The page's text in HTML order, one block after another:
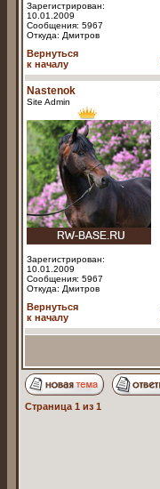
Зарегистрирован:
10.01.2009
Сообщения: 5967
Откуда: Дмитров
Вернуться
к началу
Nastenok
Site Admin
Зарегистрирован:
10.01.2009
Сообщения: 5967
Откуда: Дмитров
Вернуться
к началу
Страница 1 из 1